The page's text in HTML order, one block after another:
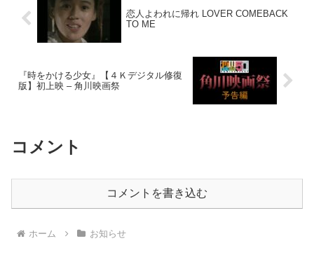
恋人よわれに帰れ LOVER COMEBACK
TO ME
『時をかける少女』【４Ｋデジタル修復
版】初上映 – 角川映画祭
コメント
コメントを書き込む
ホーム お知らせ